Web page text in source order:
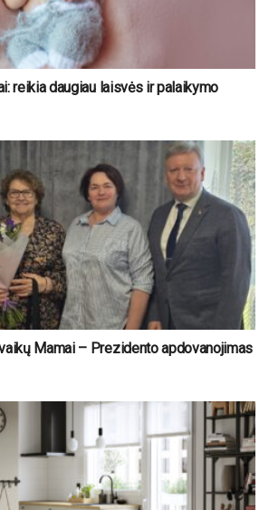
reikia daugiau laisvės ir palaikymo
Mamai – Prezidento apdovanojimas